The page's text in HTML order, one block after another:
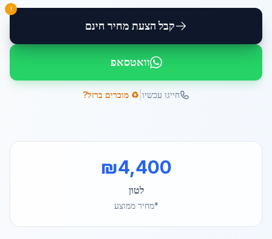
קבל הצעת מחיר חינם
!
וואטסאפ
חייגו עכשיו ♻️ מוכרים ברזל?
₪4,400
לטון
*מחיר ממוצע